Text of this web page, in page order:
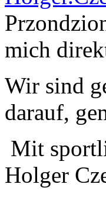
mich
Wir sind
darauf,
Mit
Holger